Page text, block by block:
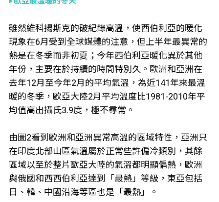
雖然維科揚斯克的破紀錄高溫，使西伯利亞的暖化
現象在6月受到全球媒體的注意，但上半年最異常的
熱是在冬季而非初夏；今年西伯利亞暖化異於其他
年份，主要在於持續的時間特別久。歐洲和亞洲在
去年12月至今年2月的平均氣溫，為近141年來最溫
暖的冬季，歐亞大陸2月平均溫度比1981-2010年平
均值高出攝氏3.9度，極不尋常。
由圖2看到歐洲和亞洲異常高溫的區域特性，亞洲只
在印度北部山區氣溫屬於正常些許偏冷類別，其餘
區域以至於整片歐亞大陸的氣溫都明顯偏熱，歐洲
與俄國和西西伯利亞達到「最熱」等級，東亞包括
日、韓、中國沿海等區也是「最熱」。